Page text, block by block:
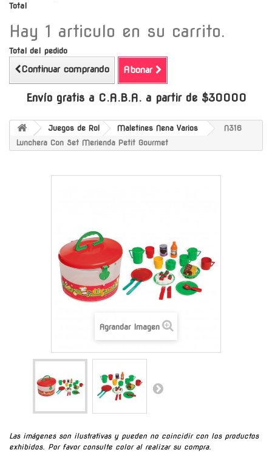
Total
Hay 1 articulo en su carrito.
Total del pedido
Continuar comprando Abonar
Envío gratis a C.A.B.A. a partir de $30000
Juegos de Rol Maletines Nena Varios
N316
Lunchera Con Set Merienda Petit Gourmet
Agrandar Imagen
Las imágenes son ilustrativas y pueden no coincidir con los productos
exhibidos. Por favor consulte color al realizar su compra.